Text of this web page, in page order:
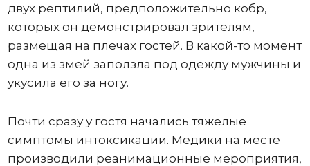
двух рептилий, предположительно кобр,
которых он демонстрировал зрителям,
размещая на плечах гостей. В какой-то момент
одна из змей заползла под одежду мужчины и
укусила его за ногу.
Почти сразу у гостя начались тяжелые
симптомы интоксикации. Медики на месте
производили реанимационные мероприятия,